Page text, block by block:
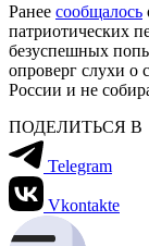
Ранее сообщалось
патриотических
безуспешных
опроверг слухи о
России и не
ПОДЕЛИТЬСЯ В
Telegram
Vkontakte